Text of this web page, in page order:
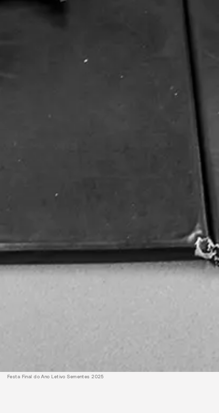
Festa Final do Ano Letivo Sementes 2025